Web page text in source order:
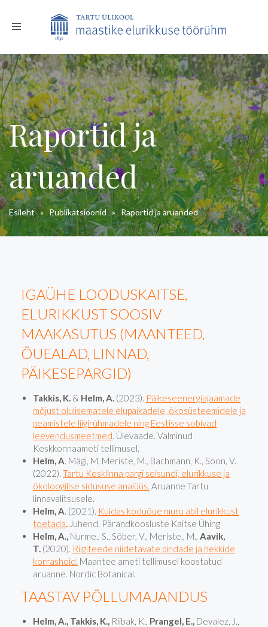
Toggle
Raportid ja
aruanded
Esileht»Publikatsioonid»Raportid ja aruanded
IGAÜHE LOODUSKAITSE,
ELURIKKUST SOOSIV
MAAKASUTUS (MAANTEED,
ÕUEALAD, LINNAD,
PÄIKESEPARGID)
Takkis, K. & Helm, A. (2023). Päikeseenergiajaamade
mõjust olulisematele elupaikadele, ökosüsteemidele ja
peamistele liigirühmadele ning Eestisse sobivad
leevendusmeetmed. Ülevaade. Valminud
Keskkonnaameti tellimusel.
Helm, A. Mägi, M. Meriste, M., Bachmann, K., Soon, V.
(2022). Tartu Kesklinna pargi seisundi, elurikkuse ja
ökoloogilise sidususe analüüs. Aruanne Tartu
linnavalitsusele.
Helm, A. (2021). Kuidas koduõue muru abil elurikkust
toetada. Juhend. Pärandkoosluste Kaitse Ühing
Helm, A., Nurme., S., Sõber, V., Meriste., M., Aavik,
T. (2020). Riigiteede niidetavate pindade ja hekkide
korrashoid. Maantee ameti tellimusel koostatud
aruanne. Nordic Botanical.
TAASTAV PÕLLUMAJANDUS
Helm, A., Takkis, K., Riibak, K., Prangel, E., Devalez, J.,